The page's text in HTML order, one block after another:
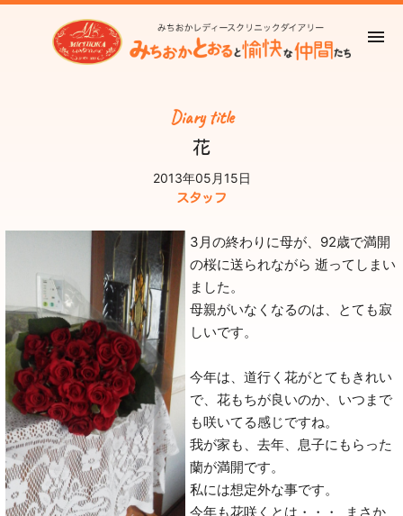
Diary title
花
2013年05月15日
スタッフ
3月の終わりに母が、92歳で満開
の桜に送られながら 逝ってしまい
ました。
母親がいなくなるのは、とても寂
しいです。
今年は、道行く花がとてもきれい
で、花もちが良いのか、いつまで
も咲いてる感じですね。
我が家も、去年、息子にもらった
蘭が満開です。
私には想定外な事です。
今年も花咲くとは・・・ まさか